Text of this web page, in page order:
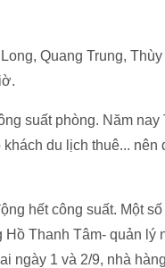
Quang Trung,
suất phòng. Năm nay
du lịch thuê... nên
hết công suất. Một
Thanh Tâm- quản lý
ngày 1 và 2/9, nhà